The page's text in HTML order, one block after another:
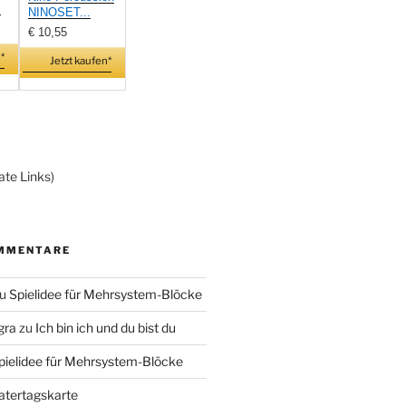
NINOSET...
€ 10,55
Jetzt kaufen*
Links)
Spielidee für Mehrsystem-Blöcke
zu Ich bin ich und du bist du
für Mehrsystem-Blöcke